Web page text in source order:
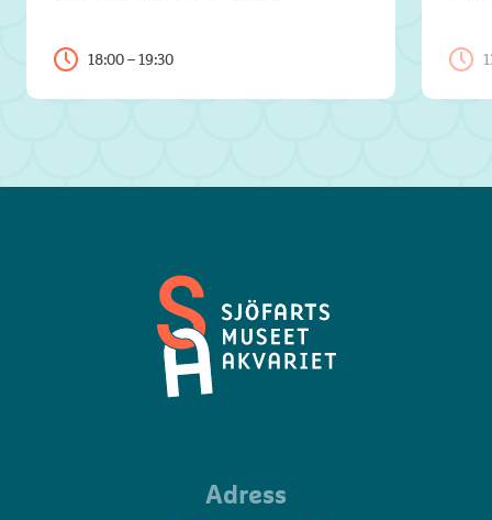
18:00 – 19:30
AkvarietAdress